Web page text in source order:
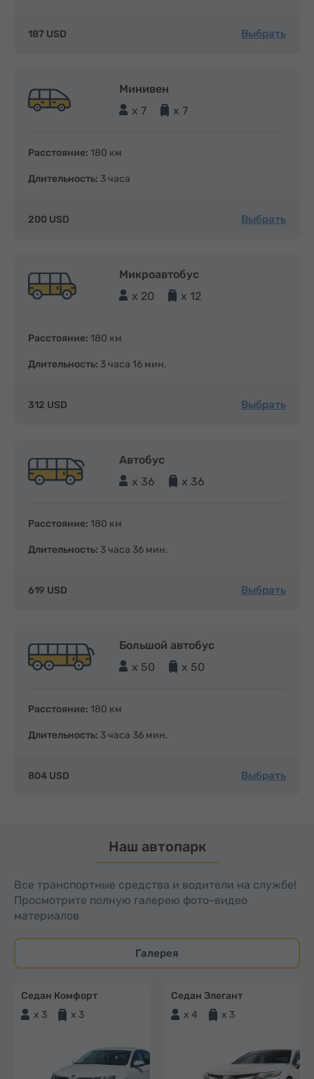
187 USD Выбрать
Минивен
x 7
x 7
Расстояние: 180 км
Длительность: 3 часа
200 USD Выбрать
Микроавтобус
x 20
x 12
Расстояние: 180 км
Длительность: 3 часа 16 мин.
312 USD Выбрать
Автобус
x 36
x 36
Расстояние: 180 км
Длительность: 3 часа 36 мин.
619 USD Выбрать
Большой автобус
x 50
x 50
Расстояние: 180 км
Длительность: 3 часа 36 мин.
804 USD Выбрать
Наш автопарк
Все транспортные средства и водители на службе!
Просмотрите полную галерею фото-видео
материалов
Галерея
Седан Комфорт
x 3
x 3
Седан Элегант
x 4
x 3